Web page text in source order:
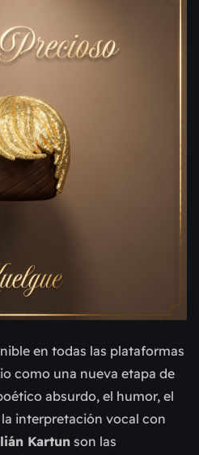
en todas las plataformas
como una nueva etapa de
absurdo, el humor, el
interpretación vocal con
Kartun son las